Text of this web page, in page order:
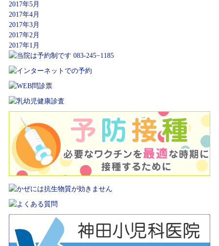
2017年5月
2017年4月
2017年3月
2017年2月
2017年1月